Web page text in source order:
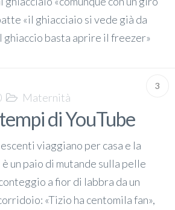
«il ghiacciaio si vede già da
ghiaccio basta aprire il freezer»
3
Maternità
tempi di YouTube
viaggiano per casa e la
un paio di mutande sulla pelle
a fior di labbra da un
«Tizio ha centomila fan»,